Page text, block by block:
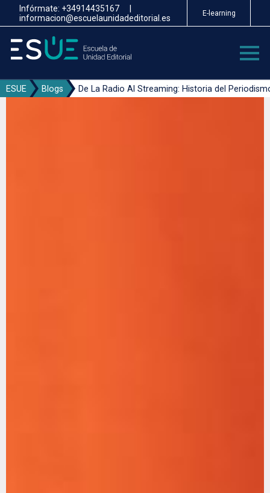
Pasar
contenido
principal
Infórmate: +34914435167
|
informacion@escuelaunidadeditorial.es
E-learning
ESUE Blogs De La Radio Al Streaming: Historia del